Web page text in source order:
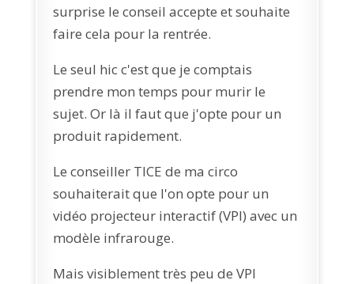
surprise le conseil accepte et souhaite
faire cela pour la rentrée.
Le seul hic c'est que je comptais
prendre mon temps pour murir le
sujet. Or là il faut que j'opte pour un
produit rapidement.
Le conseiller TICE de ma circo
souhaiterait que l'on opte pour un
vidéo projecteur interactif (VPI) avec un
modèle infrarouge.
Mais visiblement très peu de VPI